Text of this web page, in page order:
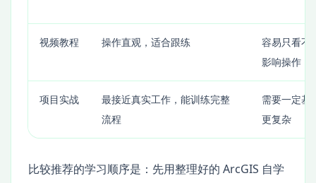
视频教程 操作直观，适合跟练
容易只看不
影响操作
项目实战
最接近真实工作，能训练完整
流程
需要一定基
更复杂
比较推荐的学习顺序是：先用整理好的 ArcGIS 自学